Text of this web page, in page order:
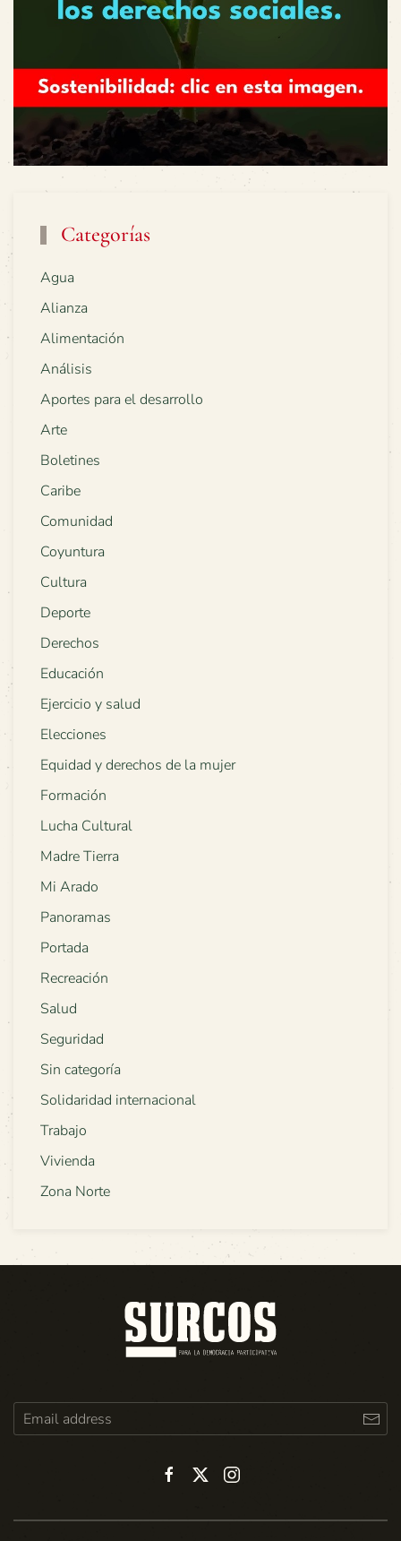
Categorías
Agua
Alianza
Alimentación
Análisis
Aportes para el desarrollo
Arte
Boletines
Caribe
Comunidad
Coyuntura
Cultura
Deporte
Derechos
Educación
Ejercicio y salud
Elecciones
Equidad y derechos de la mujer
Formación
Lucha Cultural
Madre Tierra
Mi Arado
Panoramas
Portada
Recreación
Salud
Seguridad
Sin categoría
Solidaridad internacional
Trabajo
Vivienda
Zona Norte